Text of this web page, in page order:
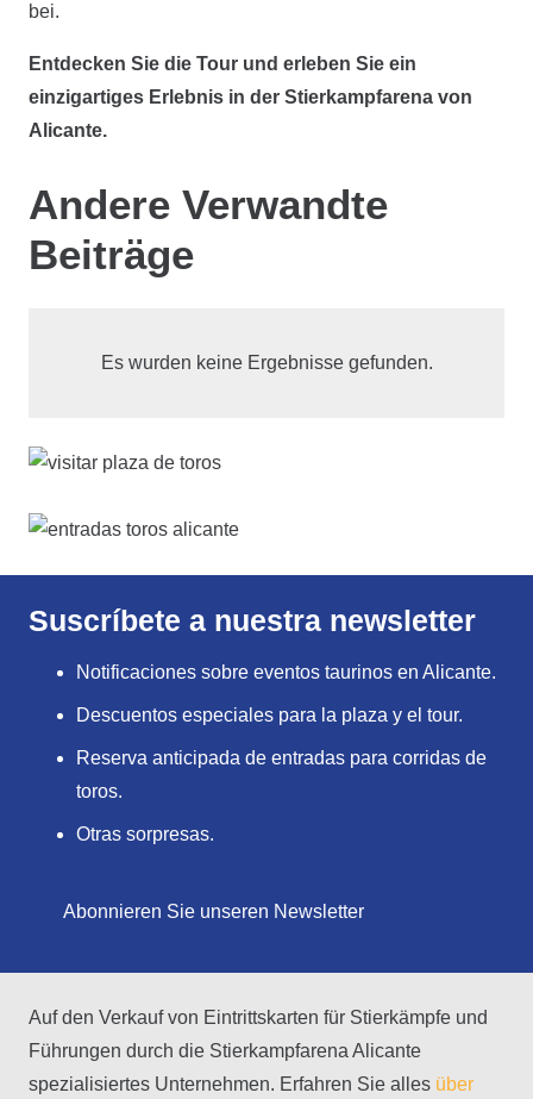
bei.
Entdecken Sie die Tour und erleben Sie ein
einzigartiges Erlebnis in der Stierkampfarena von
Alicante.
Andere Verwandte
Beiträge
Es wurden keine Ergebnisse gefunden.
Suscríbete a nuestra newsletter
Notificaciones sobre eventos taurinos en Alicante.
Descuentos especiales para la plaza y el tour.
Reserva anticipada de entradas para corridas de
toros.
Otras sorpresas.
Abonnieren Sie unseren Newsletter
Auf den Verkauf von Eintrittskarten für Stierkämpfe und
Führungen durch die Stierkampfarena Alicante
spezialisiertes Unternehmen. Erfahren Sie alles über